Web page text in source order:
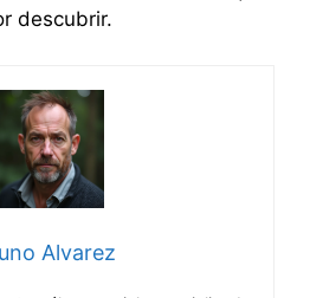
descubrir.
Alvarez